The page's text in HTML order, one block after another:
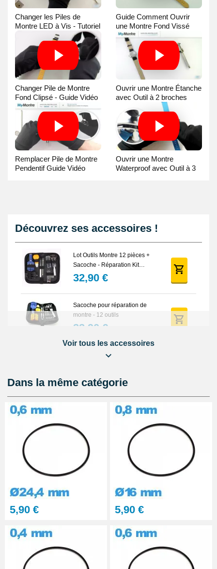
Changer les Piles de
Montre LED à Vis - Tutoriel
Vidéo
Guide Comment Ouvrir
une Montre Fond Vissé
avec une Balle
Changer Pile de Montre
Fond Clipsé - Guide Vidéo
Ouvrir une Montre Étanche
avec Outil à 2 broches
Remplacer Pile de Montre
Pendentif Guide Vidéo
Ouvrir une Montre
Waterproof avec Outil à 3
Découvrez ses accessoires !
Lot Outils Montre 12 pièces +
Sacoche - Réparation Kit
Horlogerie
32,90 €
Sacoche pour réparation de
montre - 12 outils
32,90 €
Lubrijoint – Graisse pour Joint
8,90 €
Kit Réparation Montre
23,90 €
Voir tous les accessoires
Dans la même catégorie
5,90 € 5,90 €